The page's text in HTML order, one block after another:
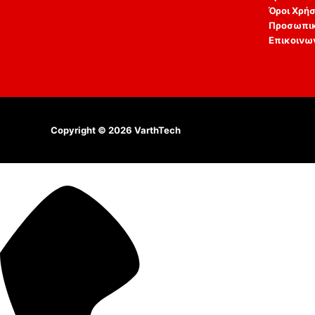
Όροι
Copyright © 2026 VarthTech